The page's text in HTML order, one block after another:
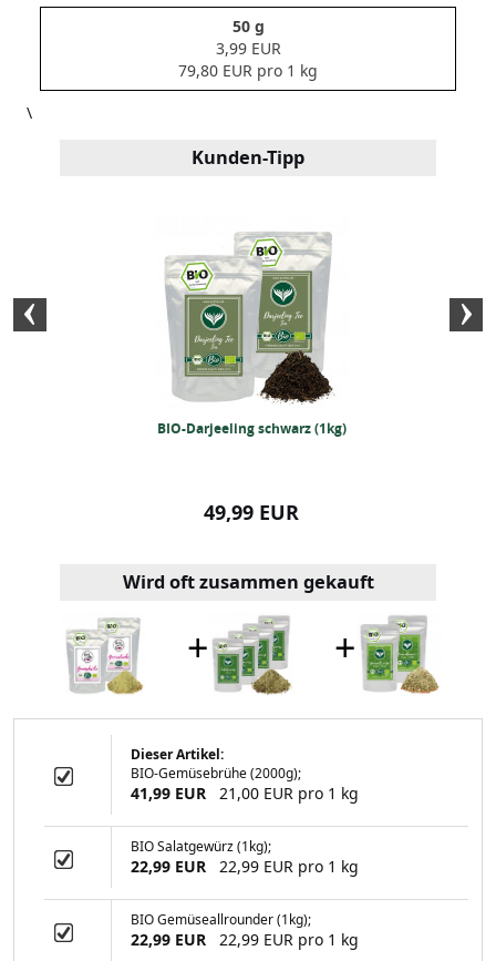
50 g
3,99 EUR
79,80 EUR pro 1 kg
\
Kunden-Tipp
BIO-Darjeeling schwarz (1kg)
49,99 EUR
Wird oft zusammen gekauft
+ +
Dieser Artikel:
BIO-Gemüsebrühe (2000g);
41,99 EUR 21,00 EUR pro 1 kg
BIO Salatgewürz (1kg);
22,99 EUR 22,99 EUR pro 1 kg
BIO Gemüseallrounder (1kg);
22,99 EUR 22,99 EUR pro 1 kg